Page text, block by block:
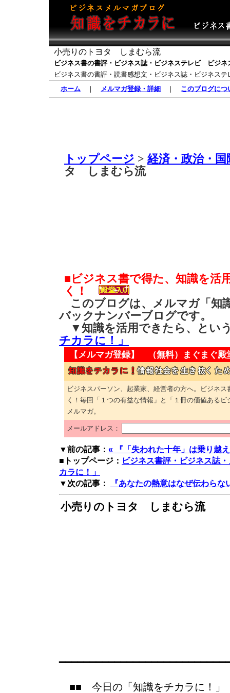
小売りのトヨタ しまむら流
ビジネス書の書評・ビジネス誌・ビジネステレビ ビジネ
ビジネス書の書評・読書感想文・ビジネス誌・ビジネス
ホーム ｜ メルマガ登録・詳細 ｜ このブログにつ
トップページ > 経済・政治・国
タ しまむら流
■ビジネス書で得た、知識を活
く！
このブログは、メルマガ「知
バックナンバーブログです。
▼知識を活用できたら、と
チカラに！」
【メルマガ登録】 （無料） まぐまぐ殿
ビジネスパーソン、起業家、経営者の方へ。ビジネ
く！毎回「１つの有益な情報」と「１冊の価値ある
メルマガ。
メールアドレス：
▼前の記事： « 『「失われた十年」は乗り越
■トップページ： ビジネス書評・ビジネス誌
カラに！」
▼次の記事：
『あなたの熱意はなぜ伝わらな
小売りのトヨタ しまむら流
■■ 今日の「知識をチカラに！